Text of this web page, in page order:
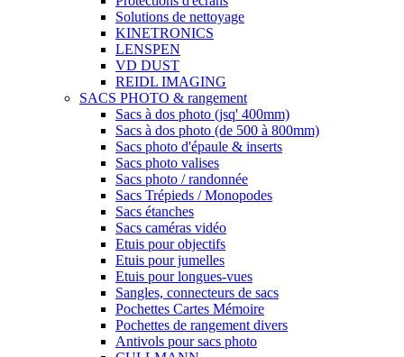
Solutions de nettoyage
KINETRONICS
LENSPEN
VD DUST
REIDL IMAGING
SACS PHOTO & rangement
Sacs à dos photo (jsq' 400mm)
Sacs à dos photo (de 500 à 800mm)
Sacs photo d'épaule & inserts
Sacs photo valises
Sacs photo / randonnée
Sacs Trépieds / Monopodes
Sacs étanches
Sacs caméras vidéo
Etuis pour objectifs
Etuis pour jumelles
Etuis pour longues-vues
Sangles, connecteurs de sacs
Pochettes Cartes Mémoire
Pochettes de rangement divers
Antivols pour sacs photo